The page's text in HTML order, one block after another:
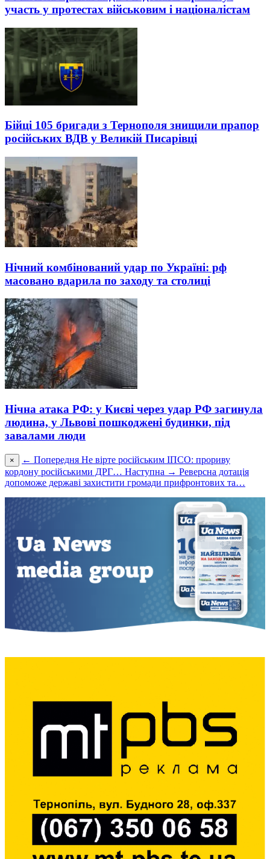
участь у протестах військовим і націоналістам
Бійці 105 бригади з Тернополя знищили прапор
російських ВДВ у Великій Писарівці
Нічний комбінований удар по Україні: рф
масовано вдарила по заходу та столиці
Нічна атака РФ: у Києві через удар РФ загинула
людина, у Львові пошкоджені будинки, під
завалами люди
× ← Попередня Не вірте російським ІПСО: прориву
кордону російськими ДРГ… Наступна → Реверсна дотація
допоможе державі захистити громади прифронтових та…